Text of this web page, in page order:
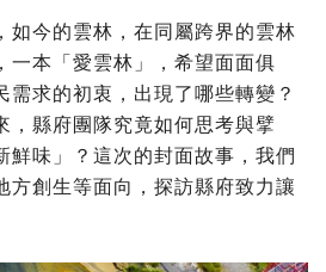
如今的雲林，在同屬跨界的雲林
一本「愛雲林」，希望面面俱
需求的初衷，出現了哪些轉變？
，縣府團隊究竟如何思考與擘
鮮味」？這次的封面故事，我們
方創生等面向，探訪縣府致力讓